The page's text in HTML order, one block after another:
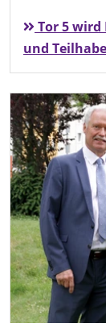
Tor 5
und Teilhabe